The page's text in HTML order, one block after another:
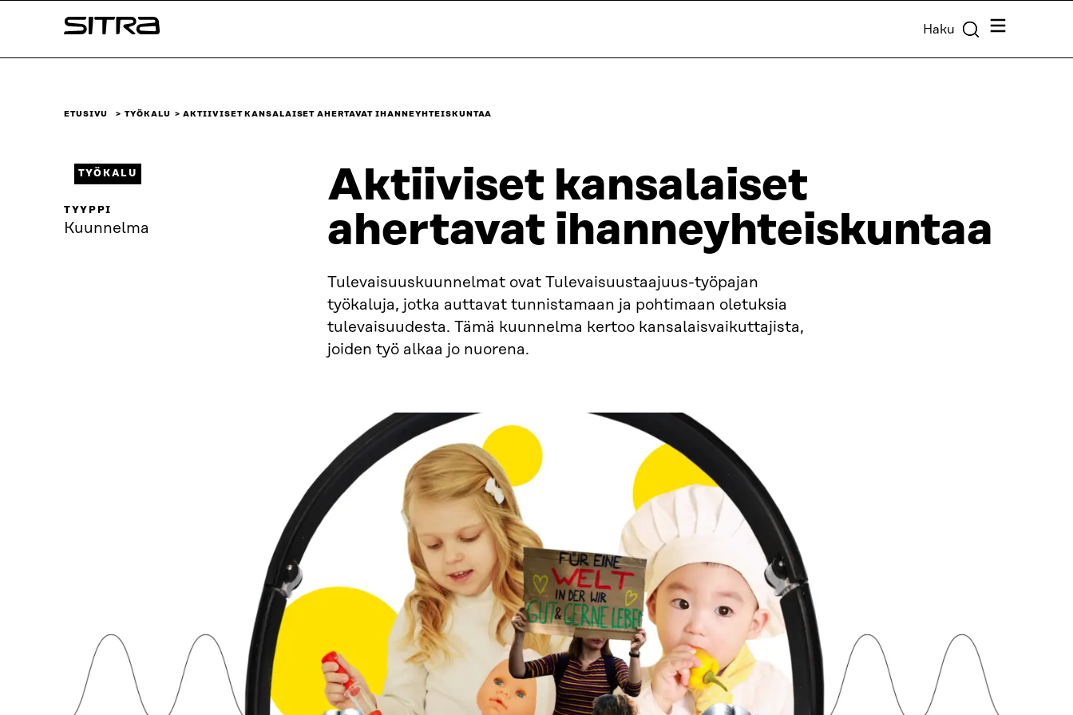
sisältöön
Sitra Haku Valikko
ETUSIVU TYÖKALU AKTIIVISET KANSALAISET AHERTAVAT IHANNEYHTEISKUNTAA
Aktiiviset kansalaiset
ahertavat ihanneyhteiskuntaa
Tulevaisuuskuunnelmat ovat Tulevaisuustaajuus-työpajan
työkaluja, jotka auttavat tunnistamaan ja pohtimaan oletuksia
tulevaisuudesta. Tämä kuunnelma kertoo kansalaisvaikuttajista,
joiden työ alkaa jo nuorena.
TYÖKALU
TYYPPI
Kuunnelma